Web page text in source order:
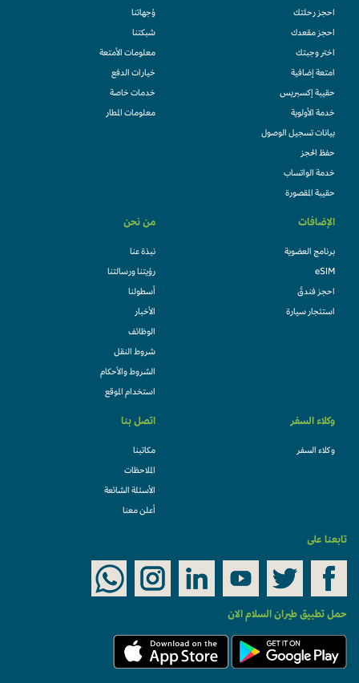
احجز رحلتك
احجز مقعدك
اختر وجبتك
امتعة إضافية
حقيبة إكسبريس
خدمة الأولوية
بيانات تسجيل الوصول
حفظ الحجز
خدمة الواتساب
حقيبة المقصورة
وُجهاتنا
شبكتنا
معلومات الأمتعة
خيارات الدفع
خدمات خاصة
معلومات المطار
الإضافات
برنامج العضوية
eSIM
احجز فندقً
استئجار سيارة
من نحن
نبذة عنا
رؤيتنا ورسالتنا
أسطولنا
الأخبار
الوظائف
شروط النقل
الشروط والأحكام
استخدام الموقع
وكلاء السفر
وكلاء السفر
اتصل بنا
مكاتبنا
الملاحظات
الأسئلة الشائعة
أعلن معنا
تابعنا على
حمل تطبيق طيران السلام الان